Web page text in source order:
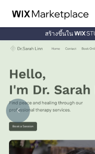
สร้างขึ้นใน